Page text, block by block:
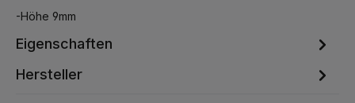
-Höhe 9mm
Eigenschaften
Hersteller